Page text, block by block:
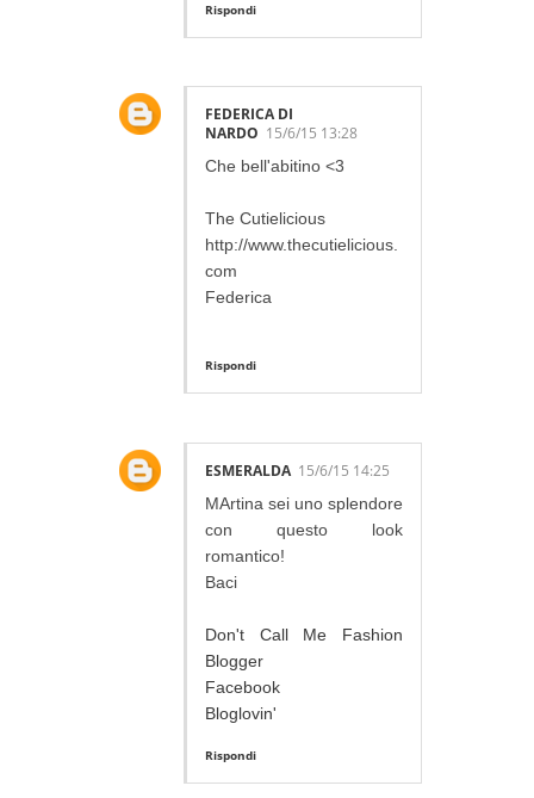
Rispondi
FEDERICA DI
NARDO 15/6/15 13:28
Che bell'abitino <3
The Cutielicious
http://www.thecutielicious.
com
Federica
Rispondi
ESMERALDA 15/6/15 14:25
MArtina sei uno splendore
con questo look
romantico!
Baci
Don't Call Me Fashion
Blogger
Facebook
Bloglovin'
Rispondi